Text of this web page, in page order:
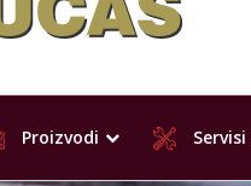
Proizvodi Servisi